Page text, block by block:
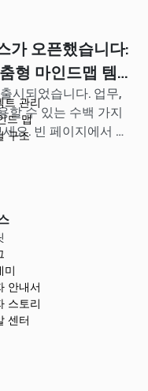
가 오픈했습니다:
형 마인드맵 템
시되었습니다. 업무,
할 수 있는 수백 가지
요. 빈 페이지에서 고
점을 찾아보세요.
트 관리
드 맵
구조
안내서
스토리
센터